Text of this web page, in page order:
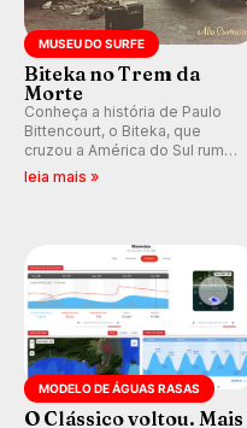
MUSEU DO SURFE
Biteka no Trem da
Morte
Conheça a história de Paulo
Bittencourt, o Biteka, que
cruzou a América do Sul rumo
ao Pacífico em uma jornada
leia mais »
MODELO DE ÁGUAS RASAS
O Clássico voltou. Mais